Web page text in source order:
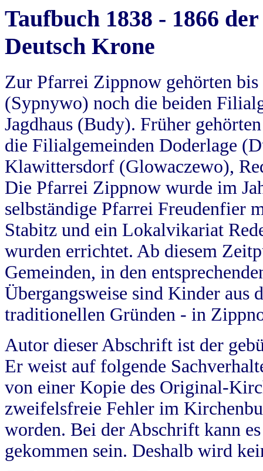
Taufbuch 1838 - 1866
Deutsch Krone
Zur Pfarrei Zippnow gehörten
(Sypnywo) noch die beiden
Jagdhaus (Budy). Früher
die Filialgemeinden Doderlage
Klawittersdorf (Glowaczewo),
Die Pfarrei Zippnow wurde im
selbständige Pfarrei Freudenfier
Stabitz und ein Lokalvikariat
wurden errichtet. Ab diesem
Gemeinden, in den
Übergangsweise sind Kinder aus
traditionellen Gründen - in
Autor dieser Abschrift ist der
Er weist auf folgende
von einer Kopie des Original-
zweifelsfreie Fehler im
worden. Bei der Abschrift kann
gekommen sein. Deshalb wird